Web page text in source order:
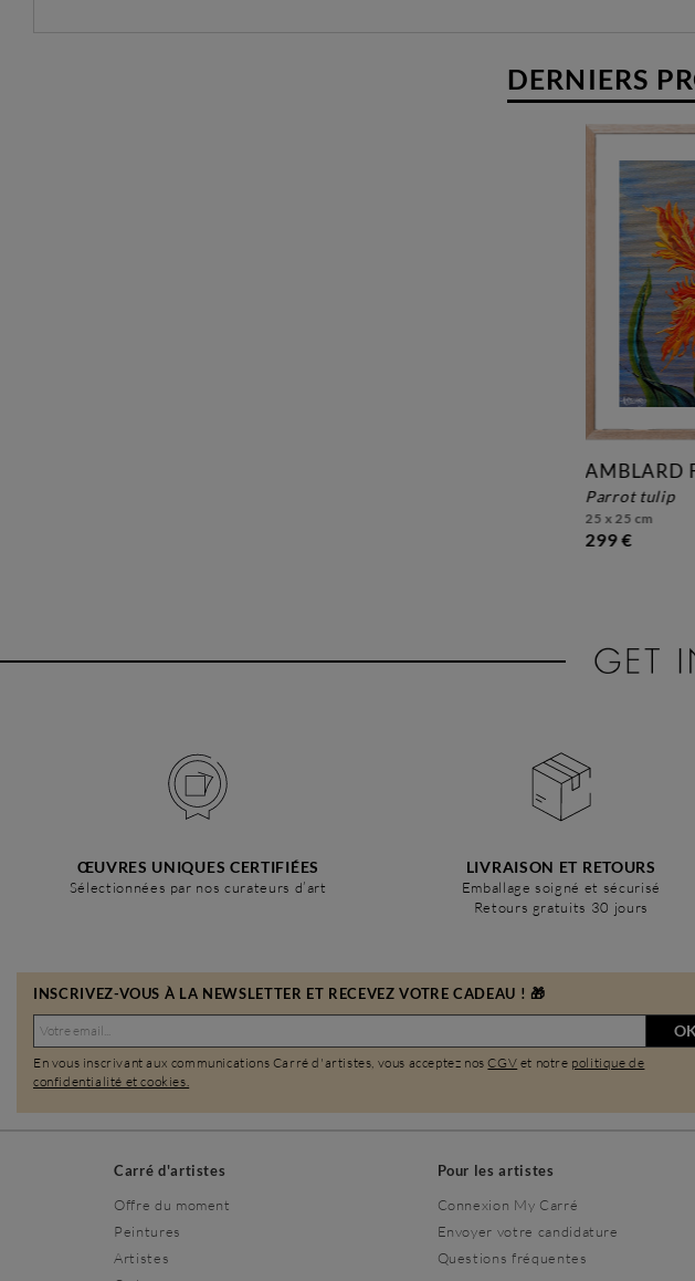
DERNIERS
AMBLARD
parrot tulip
25 x 25 cm
299 €
ŒUVRES UNIQUES CERTIFIÉES
Sélectionnées par nos curateurs d’art
LIVRAISON ET RETOURS
Emballage soigné et sécurisé
Retours gratuits 30 jours
INSCRIVEZ-VOUS À LA NEWSLETTER ET RECEVEZ VOTRE CADEAU ! 🎁
OK
En vous inscrivant aux communications Carré d'artistes, vous acceptez nosCGV et notre politique de
confidentialité et cookies.
Carré d'artistes
Offre du moment
Peintures
Artistes
Pour les artistes
Connexion My Carré
Envoyer votre candidature
Questions fréquentes